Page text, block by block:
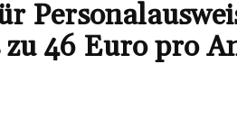
zu 46 Euro pro